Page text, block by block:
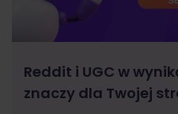
Reddit i UGC w
znaczy dla Twojej